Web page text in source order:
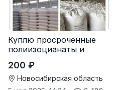
Куплю просроченные
полиизоцианаты и
200 ₽
Новосибирская область